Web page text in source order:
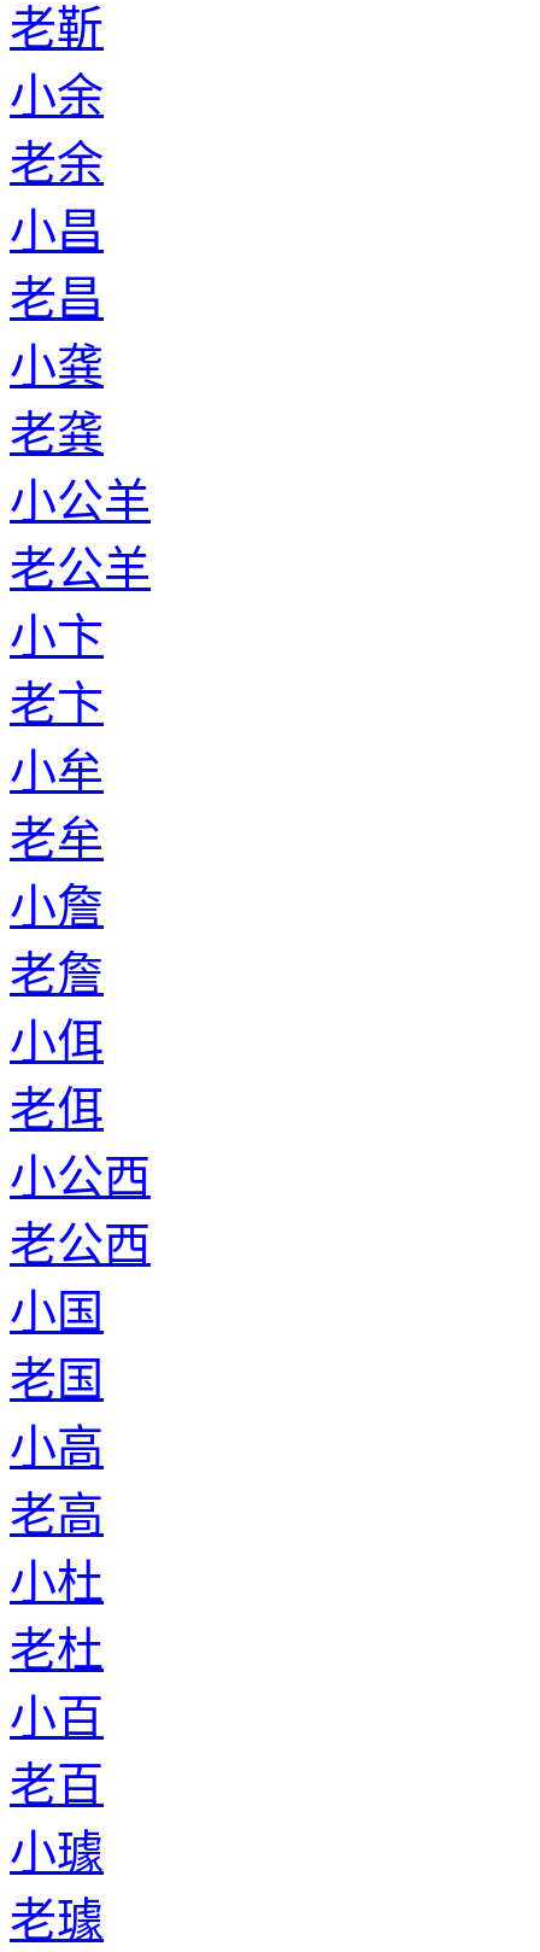
老靳
小余
老余
小昌
老昌
小龚
老龚
小公羊
老公羊
小卞
老卞
小牟
老牟
小詹
老詹
小佴
老佴
小公西
老公西
小国
老国
小高
老高
小杜
老杜
小百
老百
小璩
老璩